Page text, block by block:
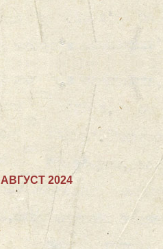
АВГУСТ 2024